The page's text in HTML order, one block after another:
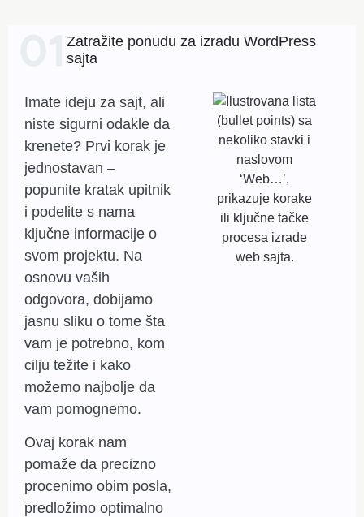
Zatražite ponudu za izradu WordPress
sajta
Imate ideju za sajt, ali
niste sigurni odakle da
krenete? Prvi korak je
jednostavan –
popunite kratak upitnik
i podelite s nama
ključne informacije o
svom projektu. Na
osnovu vaših
odgovora, dobijamo
jasnu sliku o tome šta
vam je potrebno, kom
cilju težite i kako
možemo najbolje da
vam pomognemo.
Ovaj korak nam
pomaže da precizno
procenimo obim posla,
predložimo optimalno